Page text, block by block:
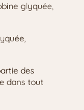
glyquée,
des
dans tout